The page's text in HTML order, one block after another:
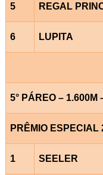
5 REGAL
6 LUPITA
5° PÁREO – 1.600M
PRÊMIO ESPECIAL
1 SEELER